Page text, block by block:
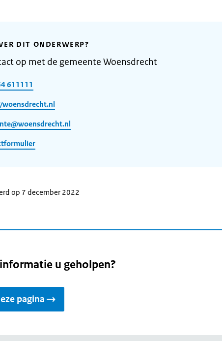
DIT ONDERWERP?
op met de gemeente Woensdrecht
611111
op 7 december 2022
u geholpen?
pagina